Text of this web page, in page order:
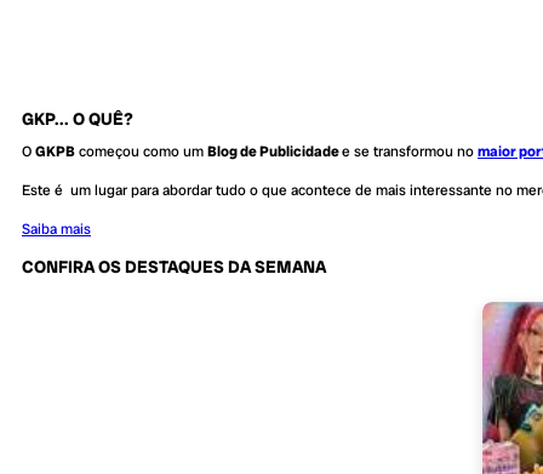
GKP... O QUÊ?
OGKPBcomeçou como umBlog de Publicidadee se transformou nomaior
Este é um lugar para abordar tudo o que acontece de mais interessante no
Saiba mais
CONFIRA OS DESTAQUES DA SEMANA